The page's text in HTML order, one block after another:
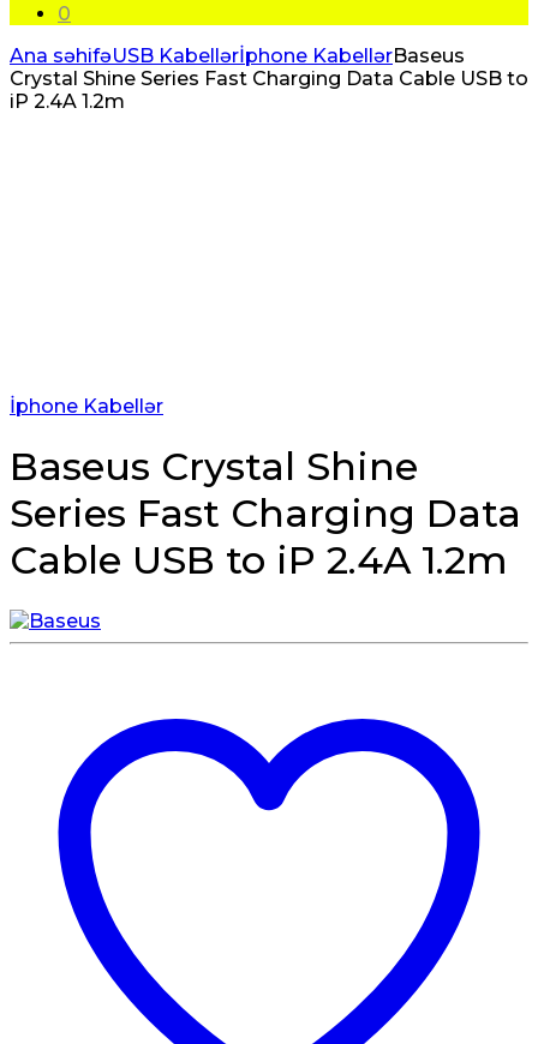
0
Ana səhifəUSB Kabellərİphone KabellərBaseus
Crystal Shine Series Fast Charging Data Cable USB to
iP 2.4A 1.2m
İphone Kabellər
Baseus Crystal Shine
Series Fast Charging Data
Cable USB to iP 2.4A 1.2m